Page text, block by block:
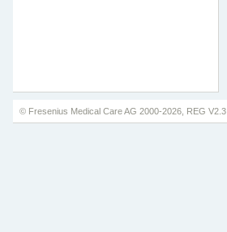
© Fresenius Medical Care AG 2000-2026, REG V2.3